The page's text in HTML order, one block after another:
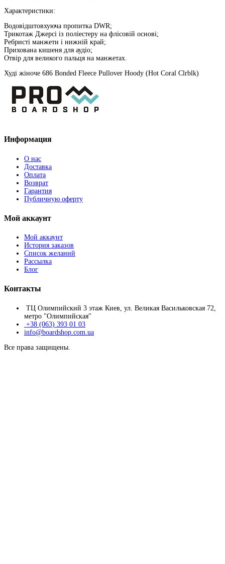
Характеристики:
Водовідштовхуюча пропитка DWR;
Трикотаж Джерсі із поліестеру на флісовій основі;
Ребристі манжети і нижній край;
Прихована кишеня для аудіо;
Отвір для великого пальця на манжетах.
Худі жіноче 686 Bonded Fleece Pullover Hoody (Hot Coral Clrblk)
Информация
О нас
Доставка
Оплата
Возврат
Гарантия
Публичную оферту
Мой аккаунт
Мой аккаунт
История заказов
Список желаний
Рассылка
Блог
Контакты
ТЦ Олимпийский 3 этаж Киев, ул. Великая Васильковская 72,
метро "Олимпийская"
+38 (063) 393 01 03
info@boardshop.com.ua
Все права защищены.